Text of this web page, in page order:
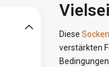
Diese Socken
verstärkten